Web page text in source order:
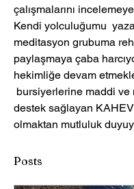
çalışmalarını incelemeye
Kendi yolculuğumu
meditasyon grubuma
paylaşmaya çaba
hekimliğe devam
bursiyerlerine maddi ve
destek sağlayan
olmaktan mutluluk
Posts